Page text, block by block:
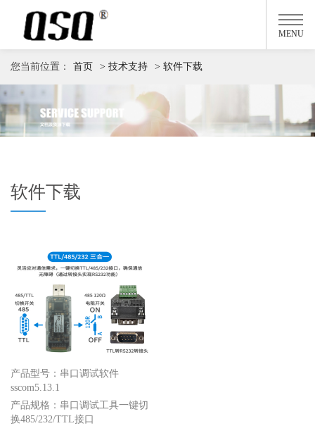
MENU
您当前位置： 首页 > 技术支持 > 软件下载
软件下载
产品型号：串口调试软件
sscom5.13.1
产品规格：串口调试工具一键切
换485/232/TTL接口